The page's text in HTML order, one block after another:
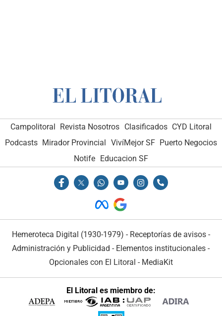
Campolitoral Revista Nosotros Clasificados CYD Litoral
Podcasts Mirador Provincial VivíMejor SF Puerto Negocios
Notife Educacion SF
Hemeroteca Digital (1930-1979) - Receptorías de avisos -
Administración y Publicidad - Elementos institucionales -
Opcionales con El Litoral - MediaKit
El Litoral es miembro de: